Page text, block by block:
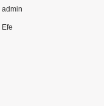
admin
Efe